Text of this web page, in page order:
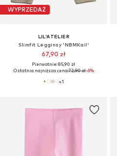
WYPRZEDAŻ
LIL'ATELIER
Slimfit Legginsy 'NBMKail'
67,90 zł
Pierwotnie: 85,90 zł
Ostatnia najniższa cena:72,90 zł-6%
+1